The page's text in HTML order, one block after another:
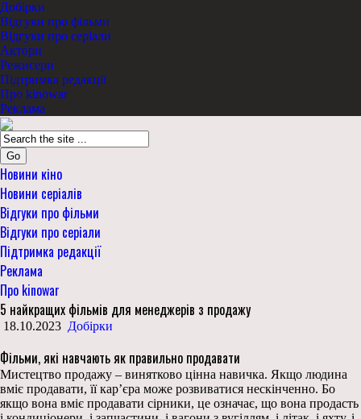
Добірки
Відгуки про фільми
Відгуки про серіали
Актори
Режисери
Підтримка редакції
Про kinowar
Реклама
Go
Новини кіно
Новини серіалів
Відгуки про фільми
Відгуки про серіали
Підтримка редакції
Реклама
Про kinowar
5 найкращих фільмів для менеджерів з продажу
18.10.2023 Добірки
Фільми, які навчають як правильно продавати
Мистецтво продажу – винятково цінна навичка. Якщо людина
вміє продавати, її кар’єра може розвиватися нескінченно. Бо
якщо вона вміє продавати сірники, це означає, що вона продасть